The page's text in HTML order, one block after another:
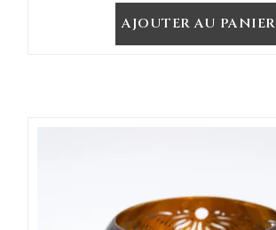
AJOUTER AU PANIER